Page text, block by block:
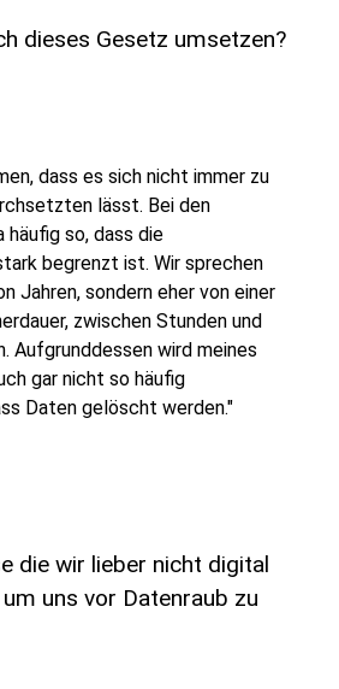
dieses Gesetz umsetzen?
dass es sich nicht immer zu
lässt. Bei den
häufig so, dass die
begrenzt ist. Wir sprechen
Jahren, sondern eher von einer
zwischen Stunden und
Aufgrunddessen wird meines
gar nicht so häufig
Daten gelöscht werden."
die wir lieber nicht digital
uns vor Datenraub zu